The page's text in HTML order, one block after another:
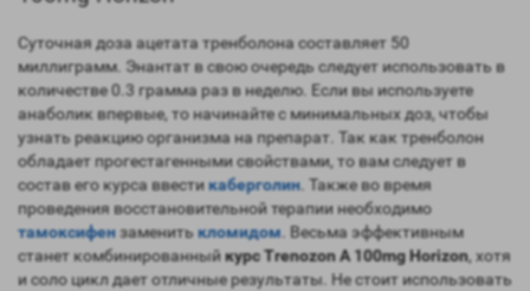
Суточная доза ацетата тренболона составляет 50
миллиграмм. Энантат в свою очередь следует использовать в
количестве 0.3 грамма раз в неделю. Если вы используете
анаболик впервые, то начинайте с минимальных доз, чтобы
узнать реакцию организма на препарат. Так как тренболон
обладает прогестагенными свойствами, то вам следует в
состав его курса ввестикаберголин. Также во время
проведения восстановительной терапии необходимо
тамоксифензаменитькломидом . Весьма эффективным
станет комбинированныйкурс Trenozon A 100mg Horizon, хотя
и соло цикл дает отличные результаты. Не стоит использовать